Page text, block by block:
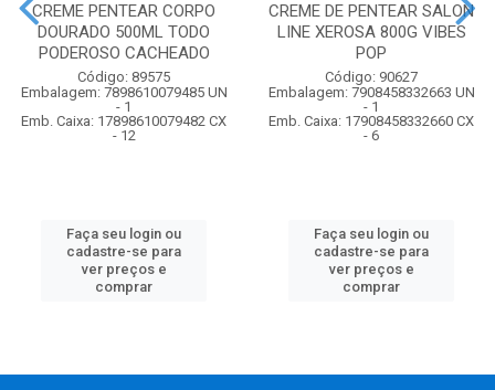
CREME PENTEAR CORPO
DOURADO 500ML TODO
PODEROSO CACHEADO
Código: 89575
Embalagem: 7898610079485 UN
- 1
Emb. Caixa: 17898610079482 CX
- 12
Faça seu login ou
cadastre-se para
ver preços e
comprar
CREME DE PENTEAR SALON
LINE XEROSA 800G VIBES
POP
Código: 90627
Embalagem: 7908458332663 UN
- 1
Emb. Caixa: 17908458332660 CX
- 6
Faça seu login ou
cadastre-se para
ver preços e
comprar